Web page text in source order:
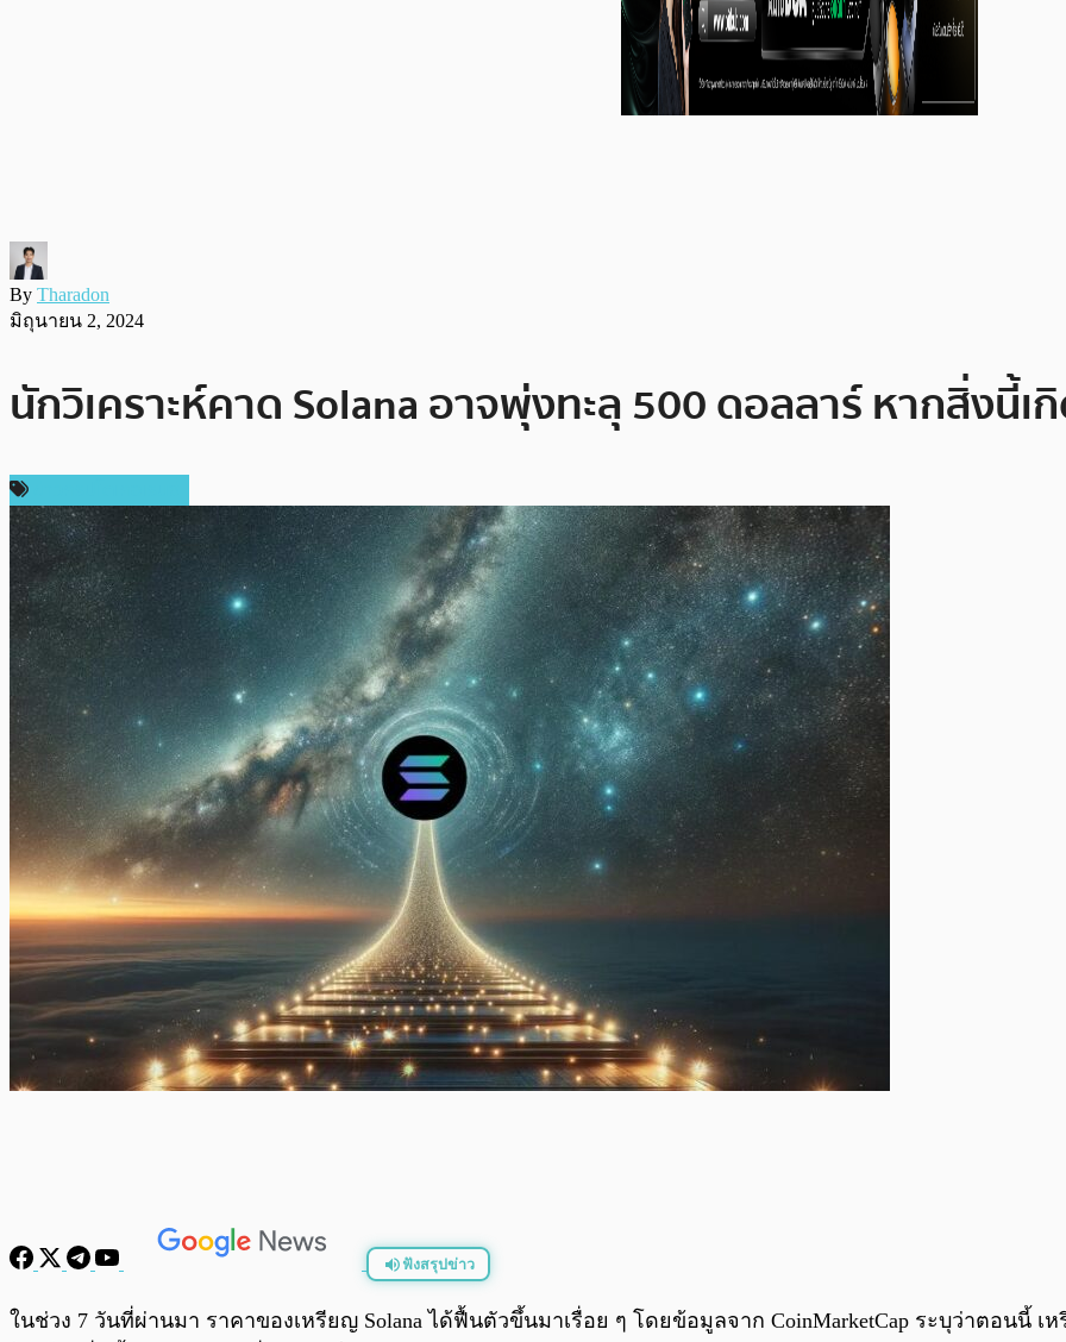
By Tharadon
มิถุนายน 2, 2024
นักวิเคราะห์คาด Solana อาจพุ่งทะลุ 500 ดอลลาร์ หากสิ่งนี้เ
ฟังสรุปข่าว
พร้อมเล่น
ในช่วง 7 วันที่ผ่านมา ราคาของเหรียญ Solana ได้ฟื้นตัวขึ้นมาเรื่อย ๆ โดยข้อมูลจาก CoinMarketCap ระบุว่าตอนนี้